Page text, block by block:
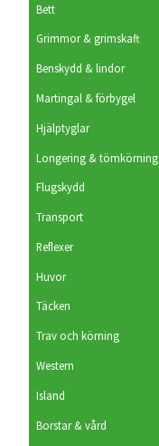
Bett
Grimmor & grimskaft
Benskydd & lindor
Martingal & förbygel
Hjälptyglar
Longering & tömkörning
Flugskydd
Transport
Reflexer
Huvor
Täcken
Trav och körning
Western
Island
Borstar & vård